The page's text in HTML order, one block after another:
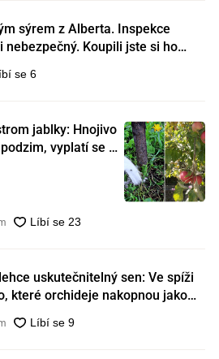
sýrem z Alberta. Inspekce
nebezpečný. Koupili jste si ho
jablky: Hnojivo
vyplatí se s
uskutečnitelný sen: Ve spíži
které orchideje nakopnou jako